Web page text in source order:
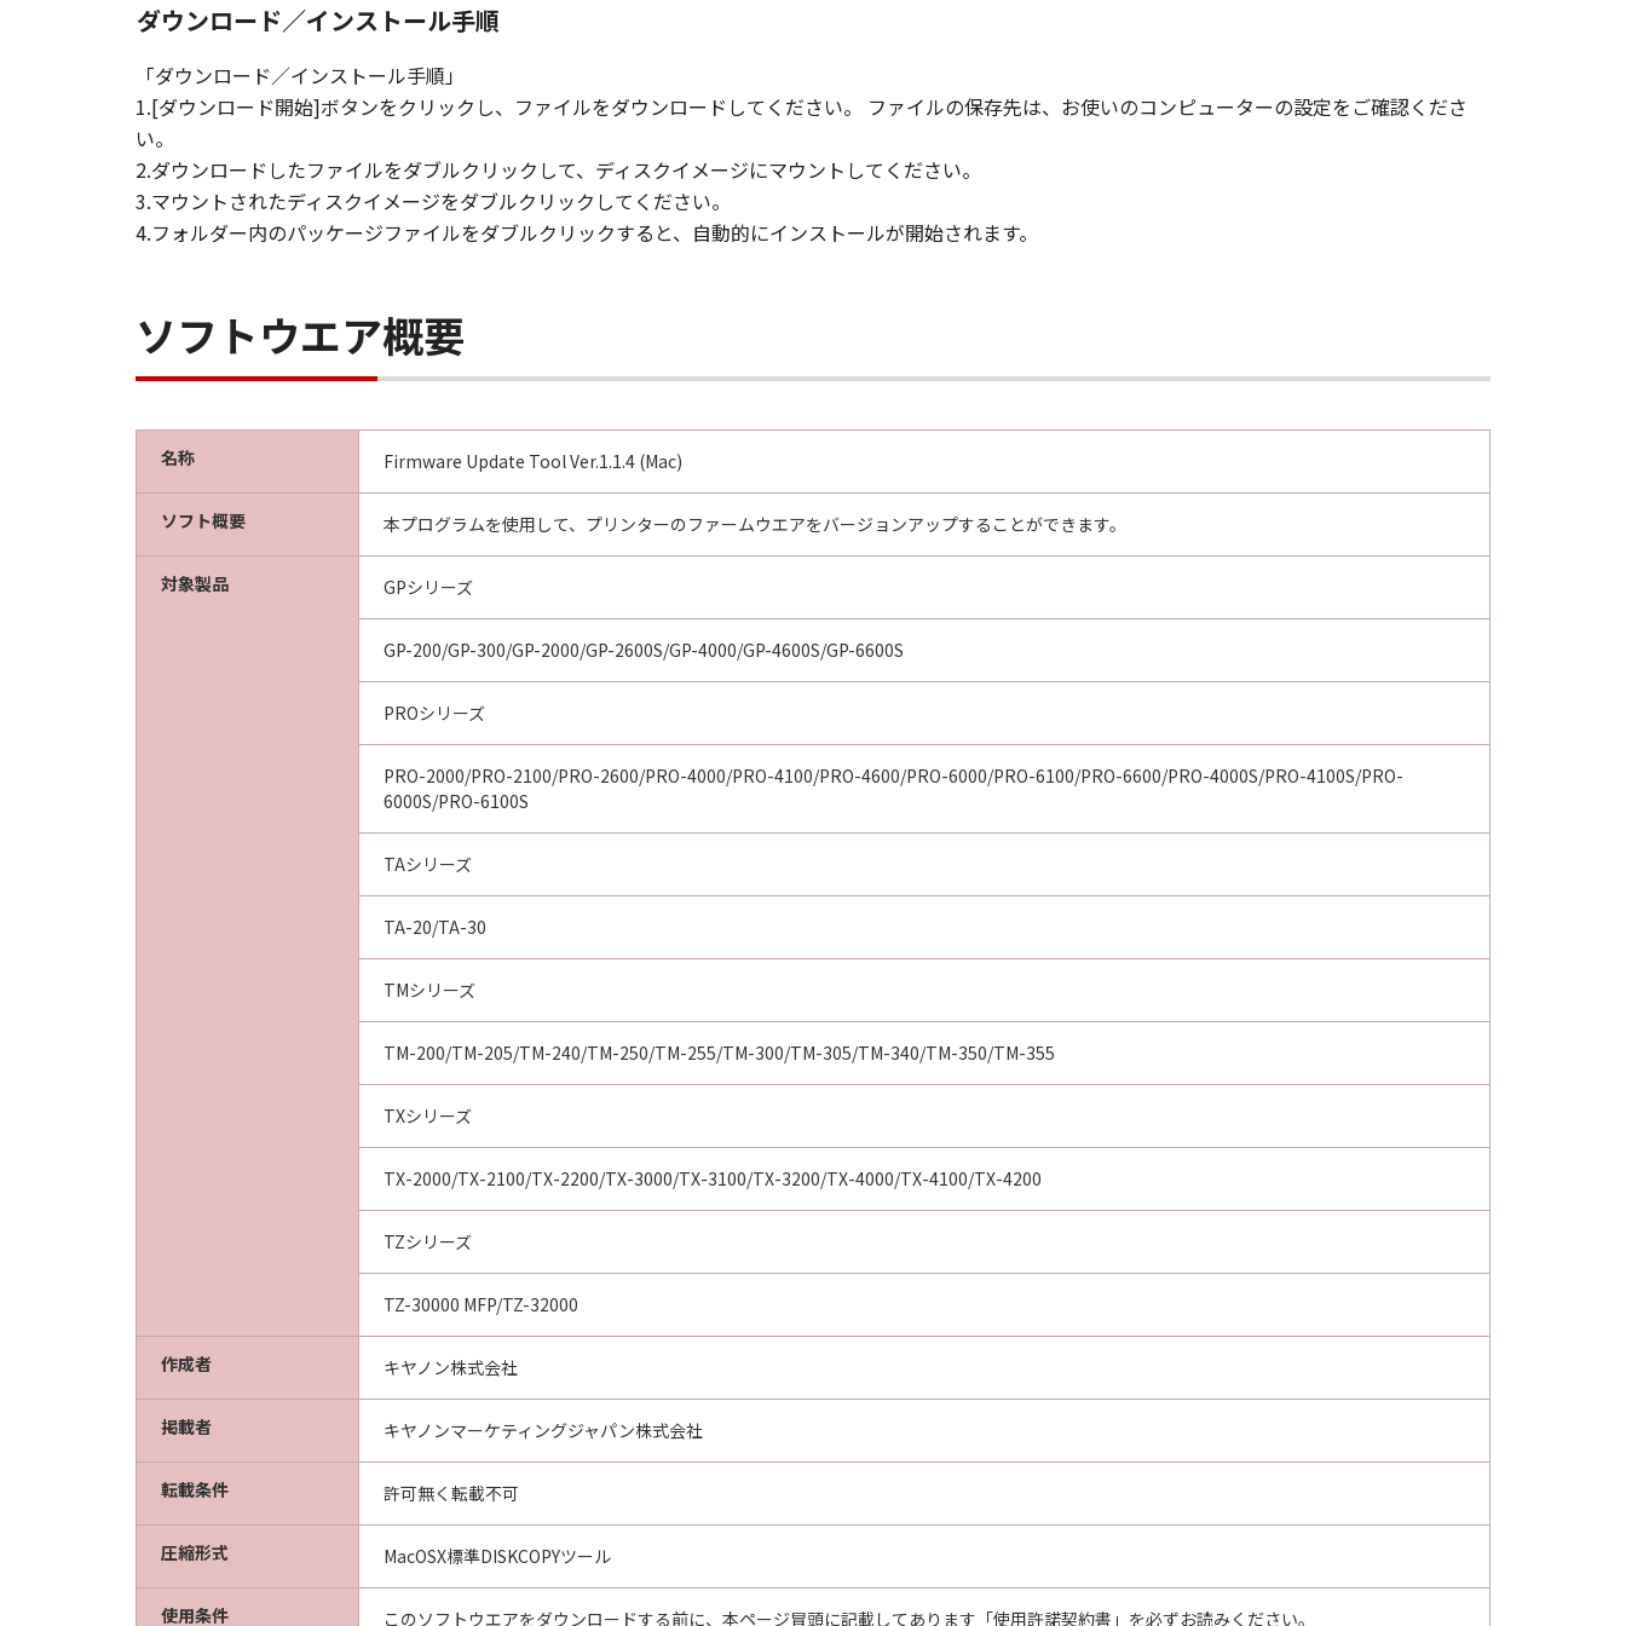
ダウンロード／インストール手順
「ダウンロード／インストール手順」
1.[ダウンロード開始]ボタンをクリックし、ファイルをダウンロードしてください。 ファイルの保存先は、お使いのコンピューターの設定をご確認くださ
い。
2.ダウンロードしたファイルをダブルクリックして、ディスクイメージにマウントしてください。
3.マウントされたディスクイメージをダブルクリックしてください。
4.フォルダー内のパッケージファイルをダブルクリックすると、自動的にインストールが開始されます。
ソフトウエア概要
名称 Firmware Update Tool Ver.1.1.4 (Mac)
ソフト概要 本プログラムを使用して、プリンターのファームウエアをバージョンアップすることができます。
対象製品 GPシリーズ
GP-200/GP-300/GP-2000/GP-2600S/GP-4000/GP-4600S/GP-6600S
PROシリーズ
PRO-2000/PRO-2100/PRO-2600/PRO-4000/PRO-4100/PRO-4600/PRO-6000/PRO-6100/PRO-6600/PRO-4000S/PRO-4100S/PRO-
6000S/PRO-6100S
TAシリーズ
TA-20/TA-30
TMシリーズ
TM-200/TM-205/TM-240/TM-250/TM-255/TM-300/TM-305/TM-340/TM-350/TM-355
TXシリーズ
TX-2000/TX-2100/TX-2200/TX-3000/TX-3100/TX-3200/TX-4000/TX-4100/TX-4200
TZシリーズ
TZ-30000 MFP/TZ-32000
作成者 キヤノン株式会社
掲載者 キヤノンマーケティングジャパン株式会社
転載条件 許可無く転載不可
圧縮形式 MacOSX標準DISKCOPYツール
使用条件 このソフトウエアをダウンロードする前に、本ページ冒頭に記載してあります「使用許諾契約書」を必ずお読みください。